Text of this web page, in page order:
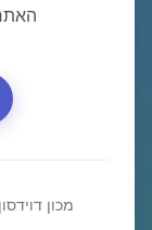
מכון